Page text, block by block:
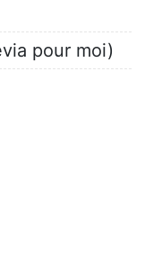
pour moi)